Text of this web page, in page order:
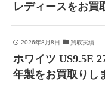
レディースをお買
2026年8月8日 買取実績
ホワイツ US9.5E
年製をお買取りし